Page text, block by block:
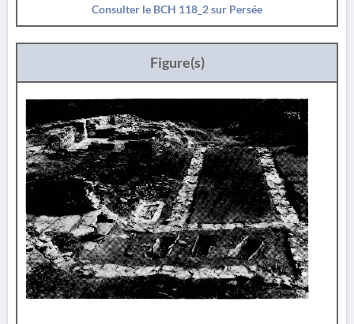
Consulter le BCH 118_2 sur Persée
Figure(s)